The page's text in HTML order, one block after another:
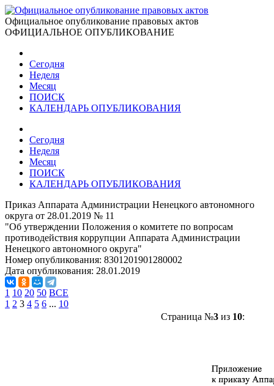
Официальное опубликование правовых актов
ОФИЦИАЛЬНОЕ ОПУБЛИКОВАНИЕ
Сегодня
Неделя
Месяц
ПОИСК
КАЛЕНДАРЬ ОПУБЛИКОВАНИЯ
Сегодня
Неделя
Месяц
ПОИСК
КАЛЕНДАРЬ ОПУБЛИКОВАНИЯ
Приказ Аппарата Администрации Ненецкого автономного
округа от 28.01.2019 № 11
"Об утверждении Положения о комитете по вопросам
противодействия коррупции Аппарата Администрации
Ненецкого автономного округа"
Номер опубликования: 8301201901280002
Дата опубликования: 28.01.2019
1 10 20 50 ВСЕ
1 2 3 4 5 6 ... 10
Страница №3из 10: